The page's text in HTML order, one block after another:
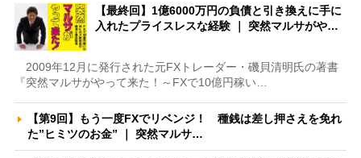
【最終回】1億6000万円の負債と引き換えに手に
入れたプライスレスな経験 ｜ 突然マルサがや…
2009年12月に発行された元FXトレーダー・磯貝清明氏の著書
『突然マルサがやって来た！～FXで10億円稼い…
【第9回】もう一度FXでリベンジ！ 種銭は差し押さえを免れ
た”ヒミツのお金” ｜ 突然マルサ…